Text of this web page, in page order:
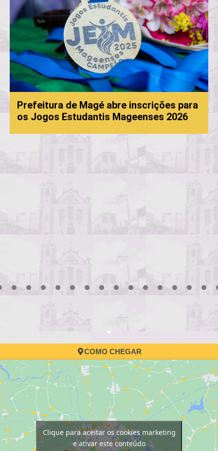
Prefeitura de Magé abre inscrições para
os Jogos Estudantis Mageenses 2026
COMO CHEGAR
Clique para aceitar os cookies marketing
e ativar este conteúdo